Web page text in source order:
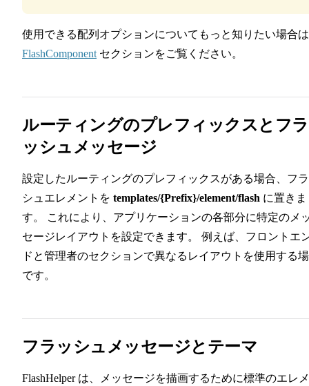
使用できる配列オプションについてもっと知りたい場合
FlashComponent セクションをご覧ください。
ルーティングのプレフィックスとフラ
ッシュメッセージ
設定したルーティングのプレフィックスがある場合、フ
シュエレメントを templates/{Prefix}/element/flash に置きま
す。 これにより、アプリケーションの各部分に特定のメ
セージレイアウトを設定できます。 例えば、フロントエ
ドと管理者のセクションで異なるレイアウトを使用する
です。
フラッシュメッセージとテーマ
FlashHelper は、メッセージを描画するために標準のエレメ